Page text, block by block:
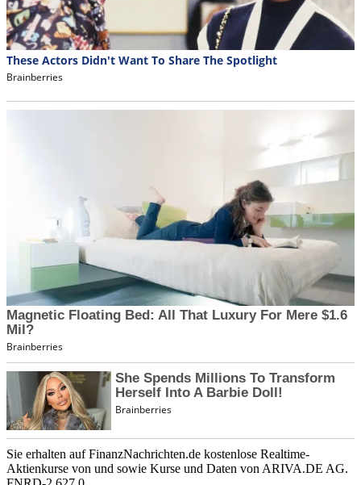
Sie erhalten auf FinanzNachrichten.de kostenlose Realtime-
Aktienkurse von und sowie Kurse und Daten von ARIVA.DE AG.